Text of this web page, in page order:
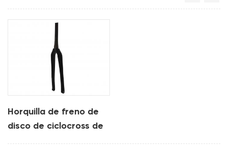
Horquilla de freno de
disco de ciclocross de